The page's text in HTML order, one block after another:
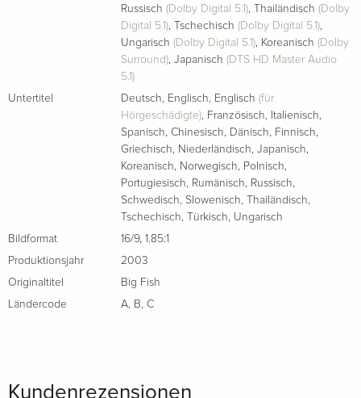
Russisch (Dolby Digital 5.1) Thailändisch (Dolby
Digital 5.1) Tschechisch (Dolby Digital 5.1)
Ungarisch (Dolby Digital 5.1) Koreanisch (Dolby
Surround) Japanisch (DTS HD Master Audio
5.1)
Untertitel
Deutsch Englisch Englisch (für
Hörgeschädigte)
Französisch Italienisch
Spanisch Chinesisch Dänisch Finnisch
Griechisch
Niederländisch Japanisch
Koreanisch
Norwegisch Polnisch
Portugiesisch
Rumänisch Russisch
Schwedisch Slowenisch Thailändisch
Tschechisch Türkisch
Ungarisch
Bildformat
16/9, 1.85:1
Produktionsjahr
2003
Originaltitel
Big Fish
Ländercode
A B C
Kundenrezensionen